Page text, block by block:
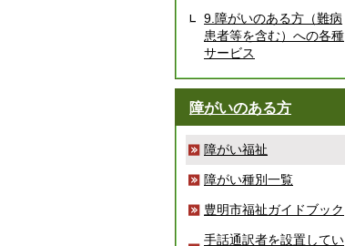
9.障がいのある方（難病
患者等を含む）への各種
サービス
障がいのある方
障がい福祉
障がい種別一覧
豊明市福祉ガイドブック
手話通訳者を設置してい